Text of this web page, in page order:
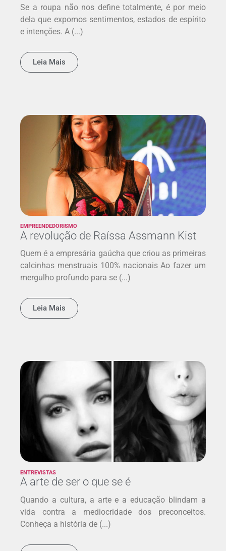
Se a roupa não nos define totalmente, é por meio
dela que expomos sentimentos, estados de espírito
e intenções. A (...)
Leia Mais
EMPREENDEDORISMO
A revolução de Raíssa Assmann Kist
Quem é a empresária gaúcha que criou as primeiras
calcinhas menstruais 100% nacionais Ao fazer um
mergulho profundo para se (...)
Leia Mais
ENTREVISTAS
A arte de ser o que se é
Quando a cultura, a arte e a educação blindam a
vida contra a mediocridade dos preconceitos.
Conheça a história de (...)